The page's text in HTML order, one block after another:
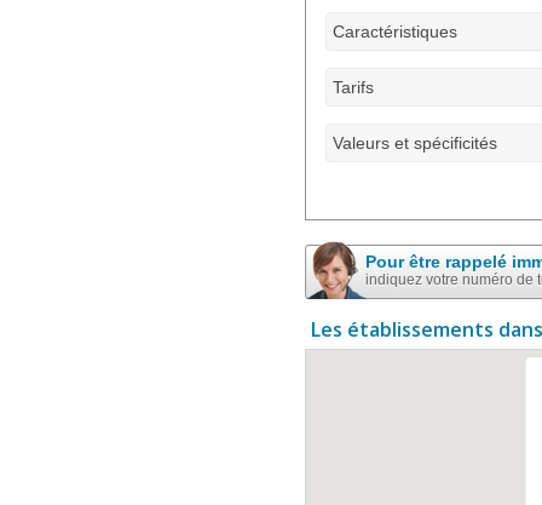
Caractéristiques
Tarifs
Valeurs et spécificités
Pour être rappelé
indiquez votre numéro de
Les établissements